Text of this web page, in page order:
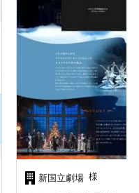
新国立劇場 様